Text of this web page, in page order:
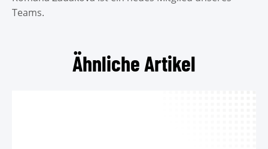
Teams.
Ähnliche Artikel